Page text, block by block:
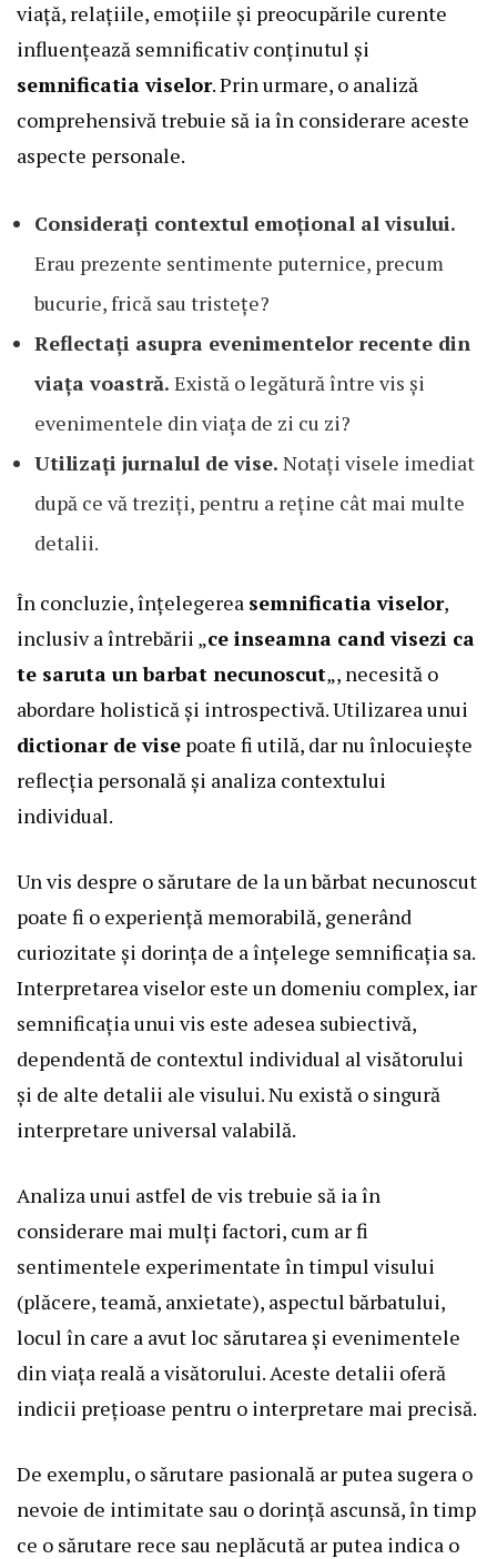
viață, relațiile, emoțiile și preocupările curente
influențează semnificativ conținutul și
semnificatia viselor. Prin urmare, o analiză
comprehensivă trebuie să ia în considerare aceste
aspecte personale.
Considerați contextul emoțional al visului.
Erau prezente sentimente puternice, precum
bucurie, frică sau tristețe?
Reflectați asupra evenimentelor recente din
viața voastră. Există o legătură între vis și
evenimentele din viața de zi cu zi?
Utilizați jurnalul de vise. Notați visele imediat
după ce vă treziți, pentru a reține cât mai multe
detalii.
În concluzie, înțelegerea semnificatia viselor,
inclusiv a întrebării „ce inseamna cand visezi ca
te saruta un barbat necunoscut„, necesită o
abordare holistică și introspectivă. Utilizarea unui
dictionar de vise poate fi utilă, dar nu înlocuiește
reflecția personală și analiza contextului
individual.
Un vis despre o sărutare de la un bărbat necunoscut
poate fi o experiență memorabilă, generând
curiozitate și dorința de a înțelege semnificația sa.
Interpretarea viselor este un domeniu complex, iar
semnificația unui vis este adesea subiectivă,
dependentă de contextul individual al visătorului
și de alte detalii ale visului. Nu există o singură
interpretare universal valabilă.
Analiza unui astfel de vis trebuie să ia în
considerare mai mulți factori, cum ar fi
sentimentele experimentate în timpul visului
(plăcere, teamă, anxietate), aspectul bărbatului,
locul în care a avut loc sărutarea și evenimentele
din viața reală a visătorului. Aceste detalii oferă
indicii prețioase pentru o interpretare mai precisă.
De exemplu, o sărutare pasională ar putea sugera o
nevoie de intimitate sau o dorință ascunsă, în timp
ce o sărutare rece sau neplăcută ar putea indica o